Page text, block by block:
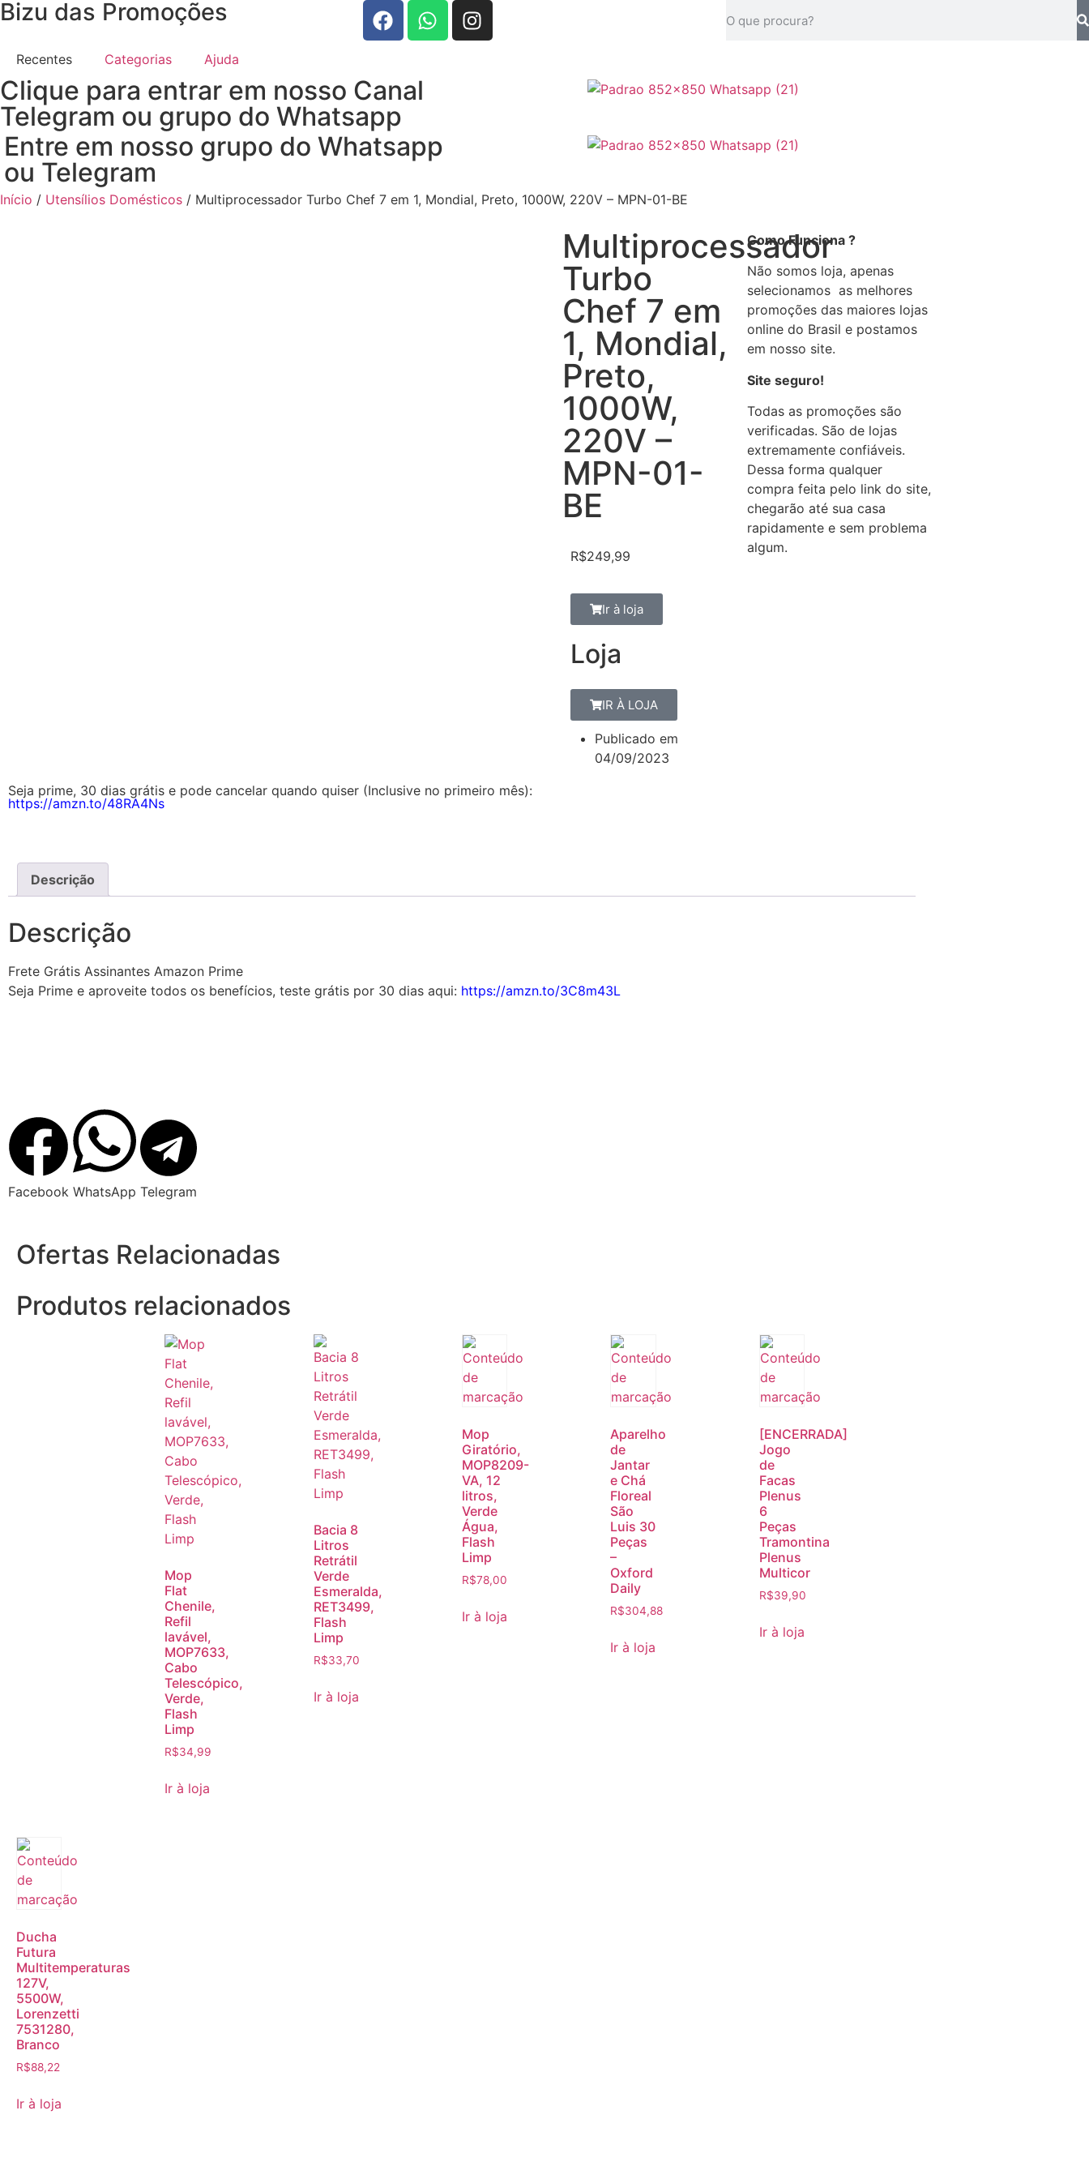
Bizu das Promoções
Recentes Categorias Ajuda
Clique para entrar em nosso Canal
Telegram ou grupo do Whatsapp
Entre em nosso grupo do Whatsapp
ou Telegram
Início / Utensílios Domésticos / Multiprocessador Turbo Chef 7 em 1, Mondial, Preto, 1000W, 220V – MPN-01-BE
Multiprocessador
Turbo
Chef 7 em
1, Mondial,
Preto,
1000W,
220V –
MPN-01-
BE
R$249,99
Ir à loja
Loja
IR À LOJA
Publicado em
04/09/2023
Como Funciona ?
Não somos loja, apenas
selecionamos as melhores
promoções das maiores lojas
online do Brasil e postamos
em nosso site.
Site seguro!
Todas as promoções são
verificadas. São de lojas
extremamente confiáveis.
Dessa forma qualquer
compra feita pelo link do site,
chegarão até sua casa
rapidamente e sem problema
algum.
Seja prime, 30 dias grátis e pode cancelar quando quiser (Inclusive no primeiro mês):
https://amzn.to/48RA4Ns
Descrição
Descrição
Frete Grátis Assinantes Amazon Prime
Seja Prime e aproveite todos os benefícios, teste grátis por 30 dias aqui: https://amzn.to/3C8m43L
Facebook WhatsApp Telegram
Ofertas Relacionadas
Produtos relacionados
Mop
Flat
Chenile,
Refil
lavável,
MOP7633,
Cabo
Telescópico,
Verde,
Flash
Limp
R$34,99
Ir à loja
Bacia 8
Litros
Retrátil
Verde
Esmeralda,
RET3499,
Flash
Limp
R$33,70
Ir à loja
Mop
Giratório,
MOP8209-
VA, 12
litros,
Verde
Água,
Flash
Limp
R$78,00
Ir à loja
Aparelho
de
Jantar
e Chá
Floreal
São
Luis 30
Peças
–
Oxford
Daily
R$304,88
Ir à loja
[ENCERRADA]
Jogo
de
Facas
Plenus
6
Peças
Tramontina
Plenus
Multicor
R$39,90
Ir à loja
Ducha
Futura
Multitemperaturas
127V,
5500W,
Lorenzetti
7531280,
Branco
R$88,22
Ir à loja